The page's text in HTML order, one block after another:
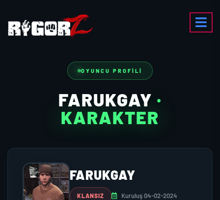
OYUNCU PROFILI
FARUKGAY ·
KARAKTER
FARUKGAY
KLANSIZ Kuruluş 04-02-2024